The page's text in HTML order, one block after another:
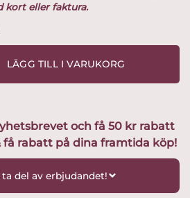
kort eller faktura.
LÄGG TILL I VARUKORG
och få 50 kr rabatt
få rabatt på dina framtida köp!
ta del av erbjudandet!